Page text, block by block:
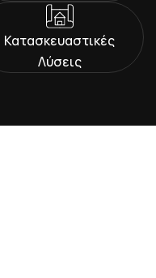
Κατασκευαστικές
Λύσεις